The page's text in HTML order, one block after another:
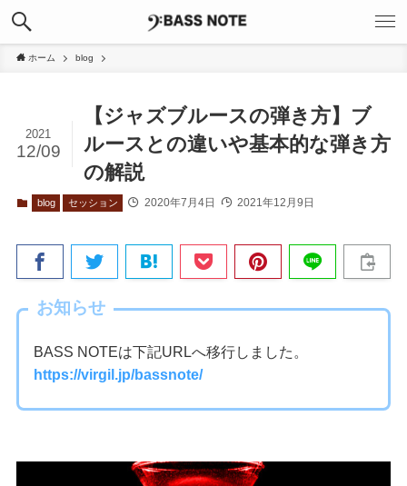
ホーム blog
【ジャズブルースの弾き方】ブ
ルースとの違いや基本的な弾き方
の解説
2021
12/09
blog セッション 2020年7月4日 2021年12月9日
お知らせ
BASS NOTEは下記URLへ移行しました。
https://virgil.jp/bassnote/